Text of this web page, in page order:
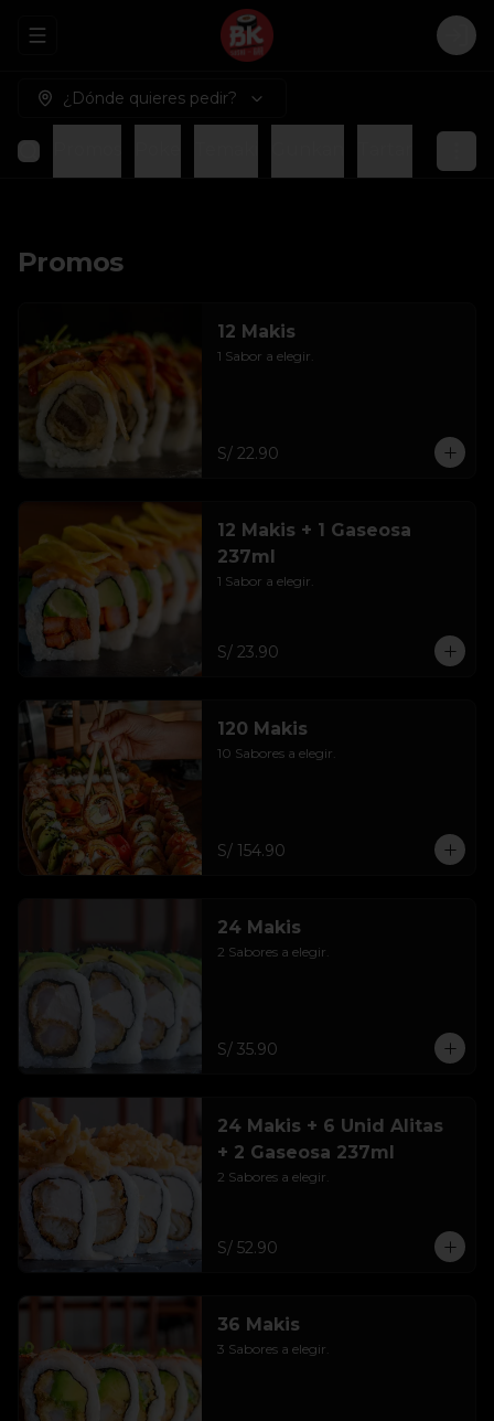
Abrir menu de navegación
¿Dónde quieres pedir?
Promos
12 Makis
1 Sabor a elegir.
S/ 22.90
12 Makis + 1 Gaseosa
237ml
1 Sabor a elegir.
S/ 23.90
120 Makis
10 Sabores a elegir.
S/ 154.90
24 Makis
2 Sabores a elegir.
S/ 35.90
24 Makis + 6 Unid Alitas
+ 2 Gaseosa 237ml
2 Sabores a elegir.
S/ 52.90
36 Makis
3 Sabores a elegir.